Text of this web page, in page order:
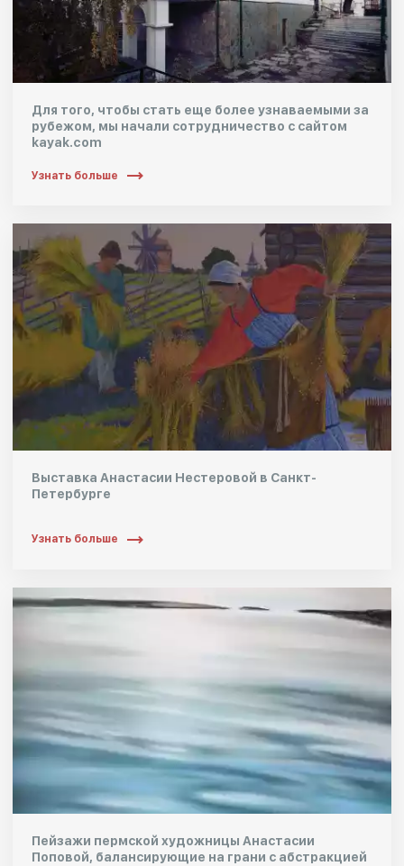
Для того, чтобы стать еще более узнаваемыми за
рубежом, мы начали сотрудничество с сайтом
kayak.com
Узнать больше
Выставка Анастасии Нестеровой в Санкт-
Петербурге
Узнать больше
Пейзажи пермской художницы Анастасии
Поповой, балансирующие на грани с абстракцией